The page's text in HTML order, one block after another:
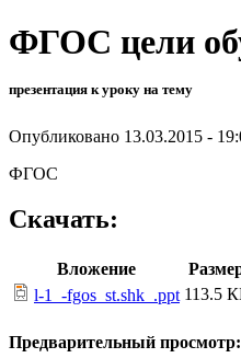
ФГОС цели
презентация к уроку на тему
Опубликовано 13.03.2015 -
ФГОС
Скачать:
Вложение
l-1_-fgos_st.shk_.ppt 113.5
Предварительный просмотр: